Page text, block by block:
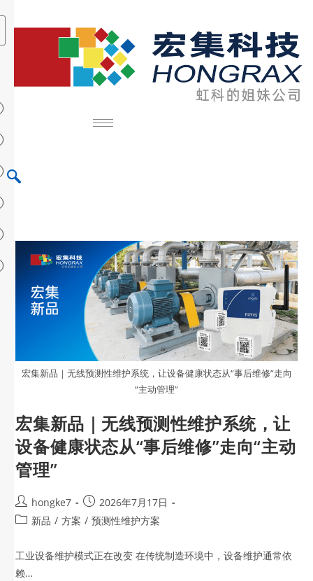
宏集新品｜无线预测性维护系统，让设备健康状态从“事后维修”走向
“主动管理”
宏集新品｜无线预测性维护系统，让
设备健康状态从“事后维修”走向“主动
管理”
hongke7
2026年7月17日
新品 / 方案 / 预测性维护方案
工业设备维护模式正在改变 在传统制造环境中，设备维护通常依
赖…